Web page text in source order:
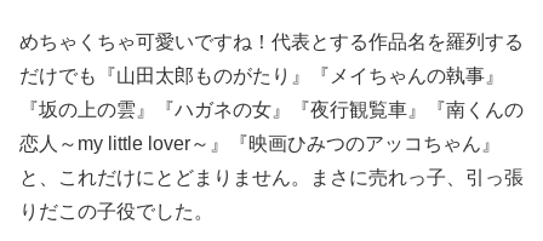
めちゃくちゃ可愛いですね！代表とする作品名を羅列する
だけでも『山田太郎ものがたり』『メイちゃんの執事』
『坂の上の雲』『ハガネの女』『夜行観覧車』『南くんの
恋人～my little lover～』『映画ひみつのアッコちゃん』
と、これだけにとどまりません。まさに売れっ子、引っ張
りだこの子役でした。